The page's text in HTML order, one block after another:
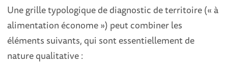
Une grille typologique de diagnostic de territoire (« à
alimentation économe ») peut combiner les
éléments suivants, qui sont essentiellement de
nature qualitative :